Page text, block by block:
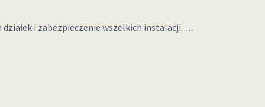
i zabezpieczenie wszelkich instalacji. …